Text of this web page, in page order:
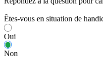
Êtes-vous en situation de
Oui
Non